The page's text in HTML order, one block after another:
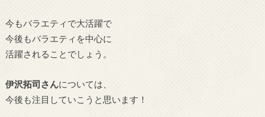
今もバラエティで大活躍で
今後もバラエティを中心に
活躍されることでしょう。
伊沢拓司さんについては、
今後も注目していこうと思います！